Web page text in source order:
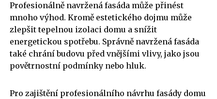
Profesionálně navržená fasáda může přinést
mnoho výhod. Kromě estetického dojmu může
zlepšit tepelnou izolaci domu a snížit
energetickou spotřebu. Správně navržená fasáda
také chrání budovu před vnějšími vlivy, jako jsou
povětrnostní podmínky nebo hluk.
Pro zajištění profesionálního návrhu fasády domu